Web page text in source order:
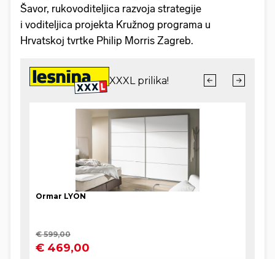
Šavor, rukovoditeljica razvoja strategije
i voditeljica projekta Kružnog programa u
Hrvatskoj tvrtke Philip Morris Zagreb.